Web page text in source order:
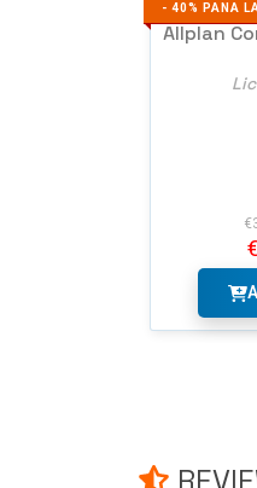
- 40% PANA
Allplan
€
€